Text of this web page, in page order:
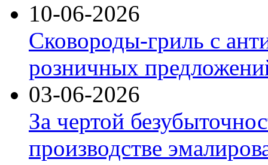
10-06-2026
Сковороды-гриль с
розничных
03-06-2026
За чертой
производстве